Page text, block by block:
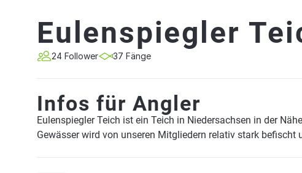
Eulenspiegler
24 Follower 37 Fänge
Infos für Angler
Eulenspiegler Teich ist ein Teich in Niedersachsen in der
Gewässer wird von unseren Mitgliedern relativ stark befischt